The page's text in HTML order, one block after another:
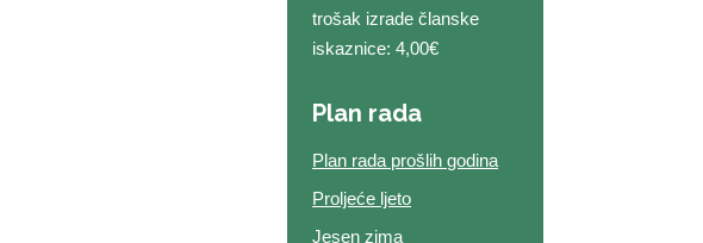
trošak izrade članske
iskaznice: 4,00€
Plan rada
Plan rada prošlih godina
Proljeće ljeto
Jesen zima